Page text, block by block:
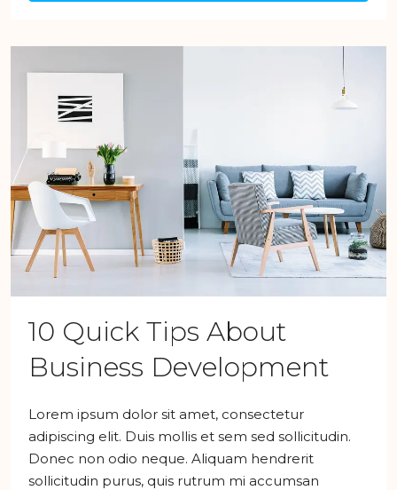
10 Quick Tips About
Business Development
Lorem ipsum dolor sit amet, consectetur
adipiscing elit. Duis mollis et sem sed sollicitudin.
Donec non odio neque. Aliquam hendrerit
sollicitudin purus, quis rutrum mi accumsan